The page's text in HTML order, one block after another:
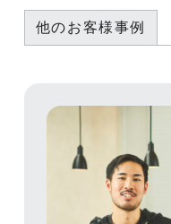
他のお客様事例